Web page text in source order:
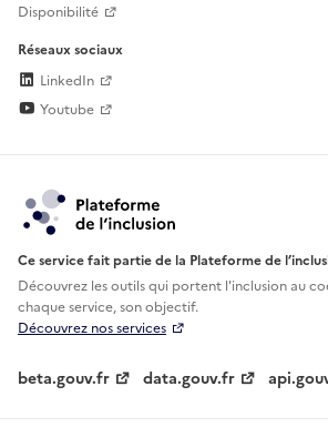
Disponibilité
Réseaux sociaux
LinkedIn
Youtube
Ce service fait partie de la Plateforme de
Découvrez les outils qui portent l'inclusion au
chaque service, son objectif.
Découvrez nos services
beta.gouv.fr data.gouv.fr